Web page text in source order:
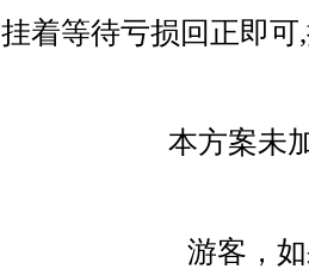
挂着等待亏损回正即
本方案未
游客，